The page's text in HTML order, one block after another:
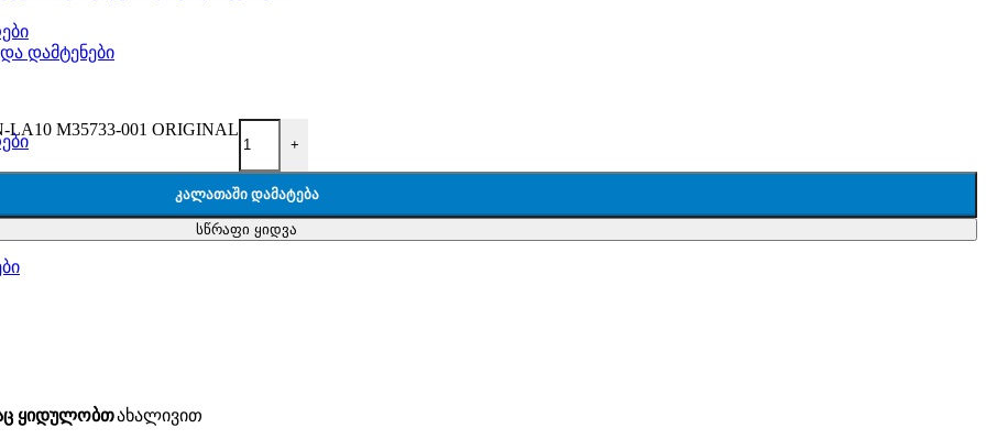
დამტენები
LA10 M35733-001 ORIGINAL
+
ᲙᲐᲚᲐᲗᲐᲨᲘ ᲓᲐᲛᲐᲢᲔᲑᲐ
სწრაფი ყიდვა
ყიდულობთახალივით